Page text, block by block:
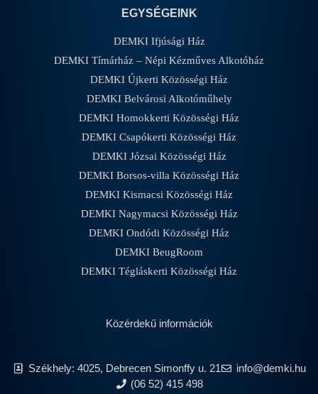
EGYSÉGEINK
DEMKI Ifjúsági Ház
DEMKI Tímárház – Népi Kézműves Alkotóház
DEMKI Újkerti Közösségi Ház
DEMKI Belvárosi Alkotóműhely
DEMKI Homokkerti Közösségi Ház
DEMKI Csapókerti Közösségi Ház
DEMKI Józsai Közösségi Ház
DEMKI Borsos-villa Közösségi Ház
DEMKI Kismacsi Közösségi Ház
DEMKI Nagymacsi Közösségi Ház
DEMKI Ondódi Közösségi Ház
DEMKI BeugRoom
DEMKI Tégláskerti Közösségi Ház
Közérdekű információk
Székhely: 4025, Debrecen Simonffy u. 21
info@demki.hu
(06 52) 415 498